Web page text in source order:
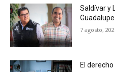
Saldívar y
Guadalupe
7 agosto,
El